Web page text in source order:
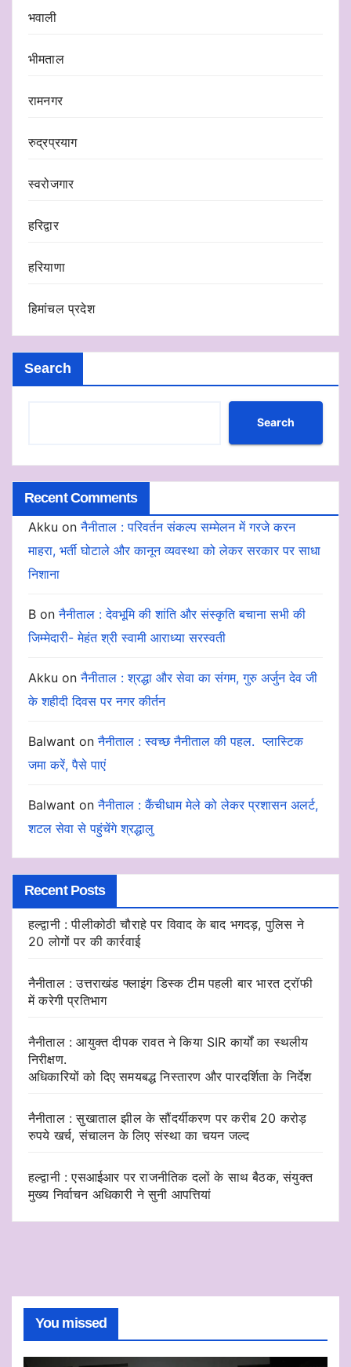
भवाली
भीमताल
रामनगर
रुद्रप्रयाग
स्वरोजगार
हरिद्वार
हरियाणा
हिमांचल प्रदेश
Search
Search
Recent Comments
Akku onनैनीताल : परिवर्तन संकल्प सम्मेलन में गरजे करन
माहरा, भर्ती घोटाले और कानून व्यवस्था को लेकर सरकार पर साधा
निशाना
B onनैनीताल : देवभूमि की शांति और संस्कृति बचाना सभी की
जिम्मेदारी- मेहंत श्री स्वामी आराध्या सरस्वती
Akku onनैनीताल : श्रद्धा और सेवा का संगम, गुरु अर्जुन देव जी
के शहीदी दिवस पर नगर कीर्तन
Balwant onनैनीताल : स्वच्छ नैनीताल की पहल. प्लास्टिक
जमा करें, पैसे पाएं
Balwant onनैनीताल : कैंचीधाम मेले को लेकर प्रशासन अलर्ट,
शटल सेवा से पहुंचेंगे श्रद्धालु
Recent Posts
हल्द्वानी : पीलीकोठी चौराहे पर विवाद के बाद भगदड़, पुलिस ने
20 लोगों पर की कार्रवाई
नैनीताल : उत्तराखंड फ्लाइंग डिस्क टीम पहली बार भारत ट्रॉफी
में करेगी प्रतिभाग
नैनीताल : आयुक्त दीपक रावत ने किया SIR कार्यों का स्थलीय
निरीक्षण.
अधिकारियों को दिए समयबद्ध निस्तारण और पारदर्शिता के निर्देश
नैनीताल : सुखाताल झील के सौंदर्यीकरण पर करीब 20 करोड़
रुपये खर्च, संचालन के लिए संस्था का चयन जल्द
हल्द्वानी : एसआईआर पर राजनीतिक दलों के साथ बैठक, संयुक्त
मुख्य निर्वाचन अधिकारी ने सुनी आपत्तियां
You missed